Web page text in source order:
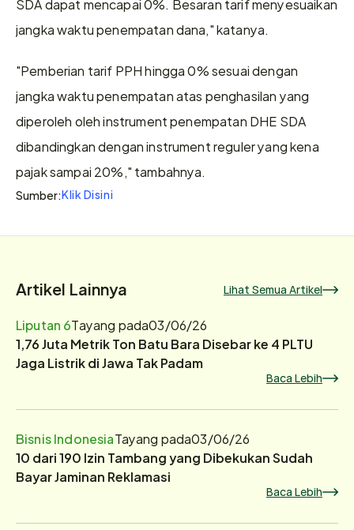
jangka waktu penempatan dana," katanya.
"Pemberian tarif PPH hingga 0% sesuai dengan
jangka waktu penempatan atas penghasilan yang
diperoleh oleh instrument penempatan DHE SDA
dibandingkan dengan instrument reguler yang kena
pajak sampai 20%," tambahnya.
Sumber:Klik Disini
Artikel Lainnya Lihat Semua Artikel
Liputan 6Tayang pada03/06/26
1,76 Juta Metrik Ton Batu Bara Disebar ke 4 PLTU
Jaga Listrik di Jawa Tak Padam
Baca Lebih
Bisnis IndonesiaTayang pada03/06/26
10 dari 190 Izin Tambang yang Dibekukan Sudah
Bayar Jaminan Reklamasi
Baca Lebih